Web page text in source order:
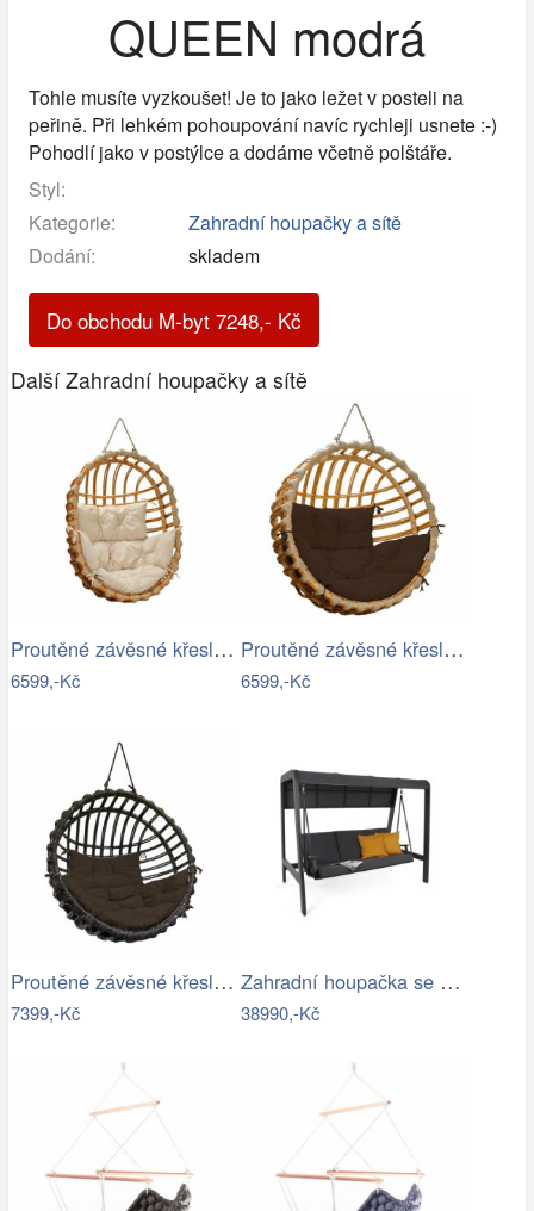
QUEEN modrá
Tohle musíte vyzkoušet! Je to jako ležet v posteli na
peřině. Při lehkém pohoupování navíc rychleji usnete :-)
Pohodlí jako v postýlce a dodáme včetně polštáře.
Styl:
Kategorie:
Zahradní houpačky a sítě
Dodání:
skladem
Do obchodu M-byt 7248,- Kč
Další Zahradní houpačky a sítě
Proutěné závěsné křeslo Lena, přírodní…
6599,-Kč
Proutěné závěsné křeslo Elis, přírodní…
6599,-Kč
Proutěné závěsné křeslo Elis, hnědý rám…
7399,-Kč
Zahradní houpačka se stříškou GH434015
38990,-Kč